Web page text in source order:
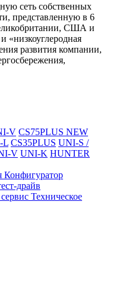
сеть собственных
представленную в 6
США и
«низкоуглеродная
развития компании,
V CS75PLUS NEW
L CS35PLUS UNI-S /
V UNI-K HUNTER
Конфигуратор
драйв
Техническое